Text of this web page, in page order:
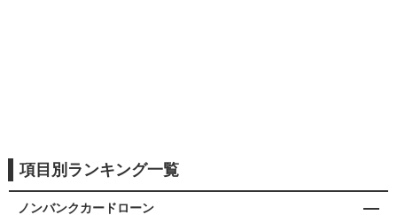
項目別ランキング一覧
ノンバンクカードローン